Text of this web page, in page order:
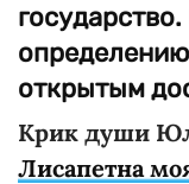
открытым
Крик души
Лисапетна